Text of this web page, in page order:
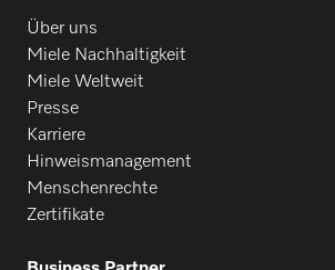
Über uns
Miele Nachhaltigkeit
Miele Weltweit
Presse
Karriere
Hinweismanagement
Menschenrechte
Zertifikate